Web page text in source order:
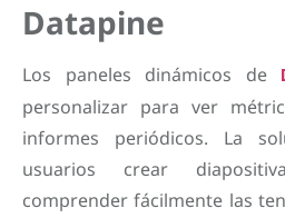
Datapine
Los paneles dinámicos de
personalizar para ver
informes periódicos. La
usuarios crear
comprender fácilmente las